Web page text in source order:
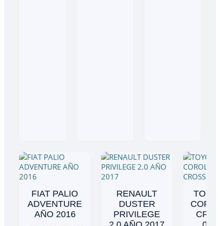
FIAT PALIO
ADVENTURE
AÑO 2016
RENAULT
DUSTER
PRIVILEGE